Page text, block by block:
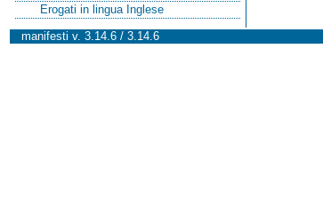
Erogati in lingua Inglese
manifesti v. 3.14.6 / 3.14.6